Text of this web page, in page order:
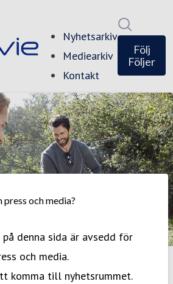
och media?
denna sida är avsedd för
och media.
komma till nyhetsrummet.
Nyhetsarkiv
Mediearkiv
Kontakt
Följ
Följer